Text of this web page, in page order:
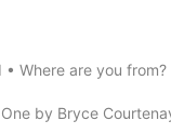
Where are you
by Bryce